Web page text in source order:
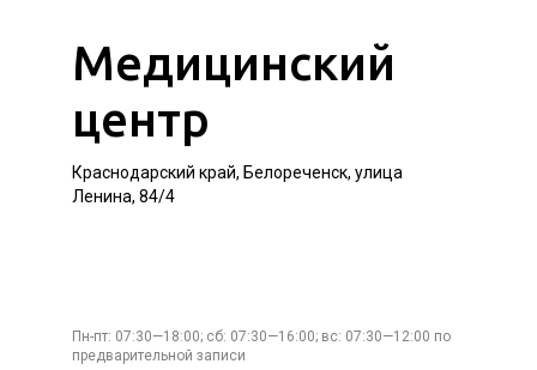
Медицинский
центр
Краснодарский край, Белореченск, улица
Ленина, 84/4
Пн-пт: 07:30—18:00; сб: 07:30—16:00; вс: 07:30—12:00 по
предварительной записи